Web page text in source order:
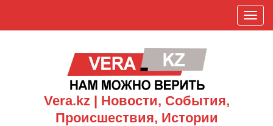
П
о
Vera.kz | Новости, События,
Происшествия, Истории